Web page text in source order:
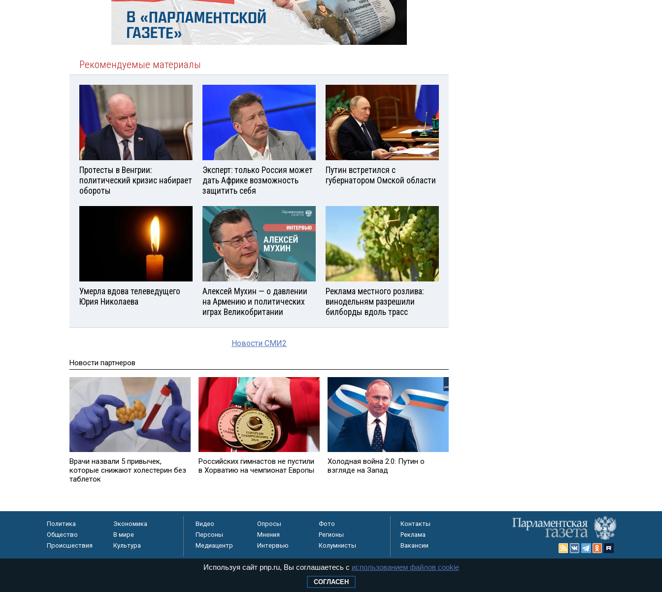
Рекомендуемые материалы
Протесты в Венгрии:
политический кризис набирает
обороты
Эксперт: только Россия может
дать Африке возможность
защитить себя
Путин встретился с
губернатором Омской области
Умерла вдова телеведущего
Юрия Николаева
Алексей Мухин — о давлении
на Армению и политических
играх Великобритании
Реклама местного розлива:
винодельням разрешили
билборды вдоль трасс
Новости СМИ2
Новости партнеров
Врачи назвали 5 привычек,
которые снижают холестерин без
таблеток
Российских гимнастов не пустили
в Хорватию на чемпионат Европы
Холодная война 2.0: Путин о
взгляде на Запад
Политика
Экономика
Общество
В мире
Происшествия
Культура
Видео Опросы
Фото
Персоны
Мнения
Регионы
Медиацентр
Интервью Колумнисты
Контакты
Реклама
Вакансии
Используя сайт pnp.ru, Вы соглашаетесь с использованием файлов cookie
СОГЛАСЕН